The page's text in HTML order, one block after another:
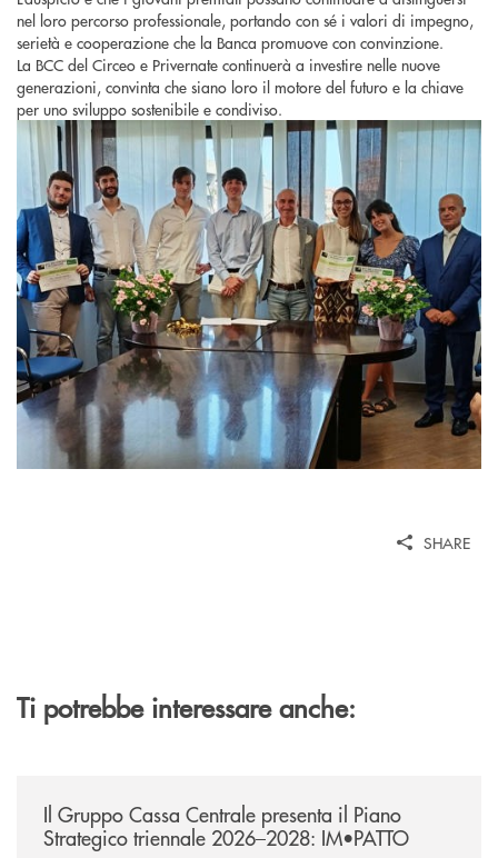
nel loro percorso professionale, portando con sé i valori di impegno,
serietà e cooperazione che la Banca promuove con convinzione.
La BCC del Circeo e Privernate continuerà a investire nelle nuove
generazioni, convinta che siano loro il motore del futuro e la chiave
per uno sviluppo sostenibile e condiviso.
SHARE
Ti potrebbe interessare anche:
Il Gruppo Cassa Centrale presenta il Piano
Strategico triennale 2026–2028: IM•PATTO